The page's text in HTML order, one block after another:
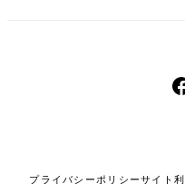
facebook
プライバシーポリシーサイト